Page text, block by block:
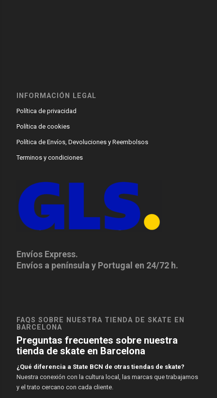
INFORMACIÓN LEGAL
Política de privacidad
Política de cookies
Política de Envíos, Devoluciones y Reembolsos
Terminos y condiciones
Envíos Express.
Envíos a península y Portugal en 24/72 h.
FAQS SOBRE NUESTRA TIENDA DE SKATE EN
BARCELONA
Preguntas frecuentes sobre nuestra
tienda de skate en Barcelona
¿Qué diferencia a State BCN de otras tiendas de skate?
Nuestra conexión con la cultura local, las marcas que trabajamos
y el trato cercano con cada cliente.